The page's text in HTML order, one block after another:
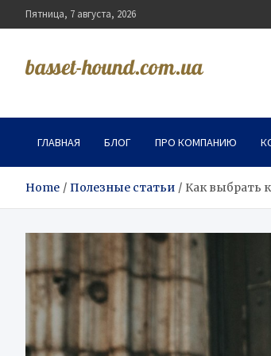
to
Пятница, 7 августа, 2026
basset-
ГЛАВНАЯ БЛОГ ПРО КОМПАНИЮ
Home Полезные статьи Как выбрать